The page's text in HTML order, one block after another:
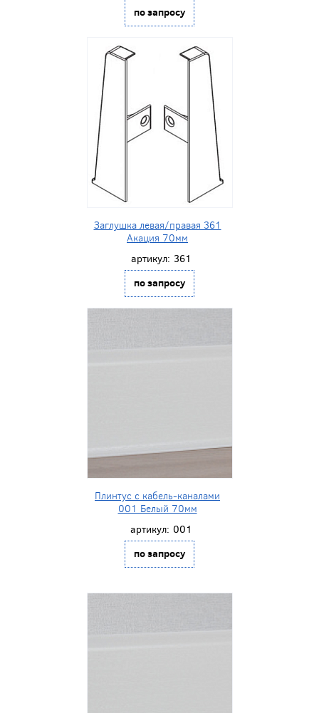
по запросу
Заглушка левая/правая 361
Акация 70мм
артикул: 361
по запросу
Плинтус с кабель-каналами
001 Белый 70мм
артикул: 001
по запросу